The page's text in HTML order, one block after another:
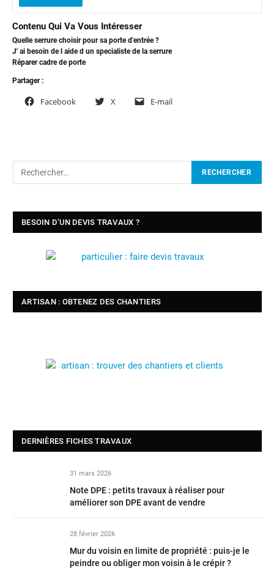
Contenu Qui Va Vous Intéresser
Quelle serrure choisir pour sa porte d'entrée ?
J' ai besoin de l aide d un specialiste de la serrure
Réparer cadre de porte
Partager :
Facebook X E-mail
BESOIN D’UN DEVIS TRAVAUX ?
ARTISAN : OBTENEZ DES CHANTIERS
DERNIÈRES FICHES TRAVAUX
31 mars 2026
Note DPE : petits travaux à réaliser pour
améliorer son DPE avant de vendre
28 février 2026
Mur du voisin en limite de propriété : puis-je le
peindre ou obliger mon voisin à le crépir ?